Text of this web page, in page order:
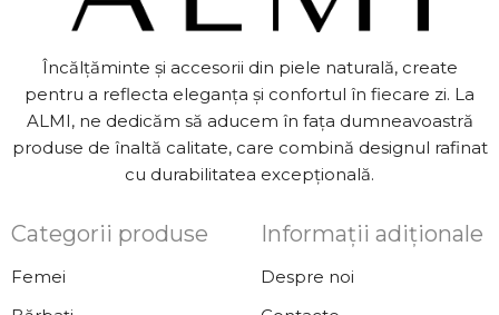
Încălțăminte și accesorii din piele naturală, create
pentru a reflecta eleganța și confortul în fiecare zi. La
ALMI, ne dedicăm să aducem în fața dumneavoastră
produse de înaltă calitate, care combină designul rafinat
cu durabilitatea excepțională.
Categorii produse
Femei
Informații adiționale
Despre noi